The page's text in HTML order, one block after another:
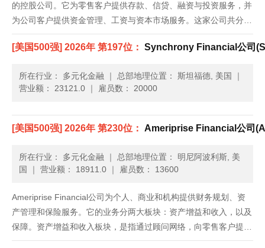
的控股公司。它为零售客户提供存款、信贷、融资与投资服务，并
为公司客户提供资金管理、工资与资本市场服务。这家公司共分七
个业务部门：银行网络、住宅抵押贷款银行业务、销售财务、专业
贷款、保险服务、金融服务和基金。银行网......
[美国500强] 2026年 第197位： Synchrony Financial公司
所在行业： 多元化金融 ｜ 总部地理位置： 斯坦福德, 美国
｜
营业额： 23121.0 ｜ 雇员数： 20000
[美国500强] 2026年 第230位： Ameriprise Financial公司
所在行业： 多元化金融 ｜ 总部地理位置： 明尼阿波利斯, 美
国
｜ 营业额： 18911.0 ｜ 雇员数： 13600
Ameriprise Financial公司为个人、商业和机构提供财务规划、资
产管理和保险服务。它的业务分两大板块：资产增益和收入，以及
保障。资产增益和收入板块，是指通过顾问网络，向零售客户提供
本公司及其他公司的共同基金、养老金、其他资产增益和收入管理